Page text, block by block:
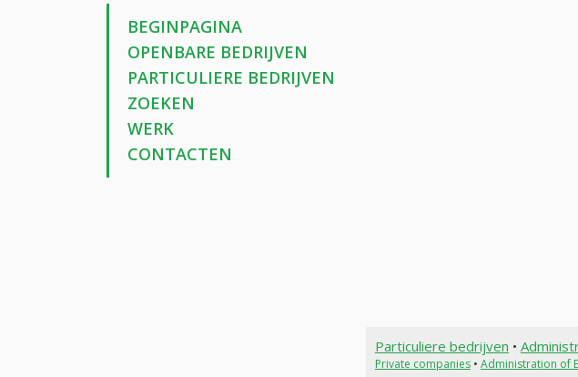
BEGINPAGINA
OPENBARE BEDRIJVEN
PARTICULIERE BEDRIJVEN
ZOEKEN
WERK
CONTACTEN
Particuliere bedrijven •
Private companies• Administration of